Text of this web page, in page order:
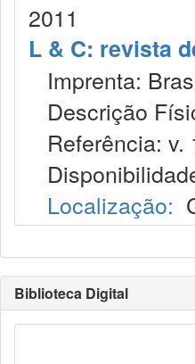
2011
L & C: revista
Imprenta:
Descrição
Referência: v.
Localização:
Biblioteca Digital